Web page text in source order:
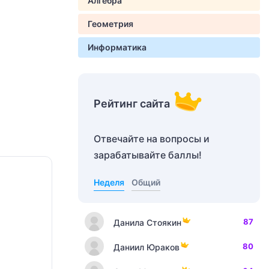
Геометрия
Информатика
Рейтинг сайта
Отвечайте на вопросы и
зарабатывайте баллы!
Неделя Общий
Данила Стоякин 87
Даниил Юраков 80